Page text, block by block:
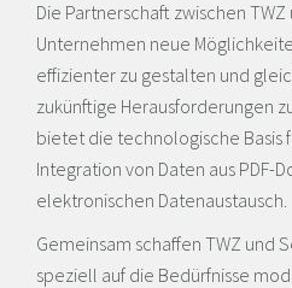
Die Partnerschaft zwischen
Unternehmen neue
effizienter zu gestalten und
zukünftige Herausforderungen
bietet die technologische Basis
Integration von Daten aus PDF-
elektronischen Datenaustausch.
Gemeinsam schaffen TWZ und
speziell auf die Bedürfnisse